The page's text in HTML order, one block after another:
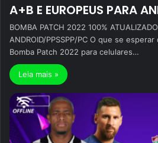
A+B E EUROPEUS PARA
BOMBA PATCH 2022 100%
ANDROID/PPSSPP/PC O que se
Bomba Patch 2022 para celulares…
Leia mais »